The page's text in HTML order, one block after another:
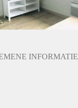
termijn
INFORMATIE